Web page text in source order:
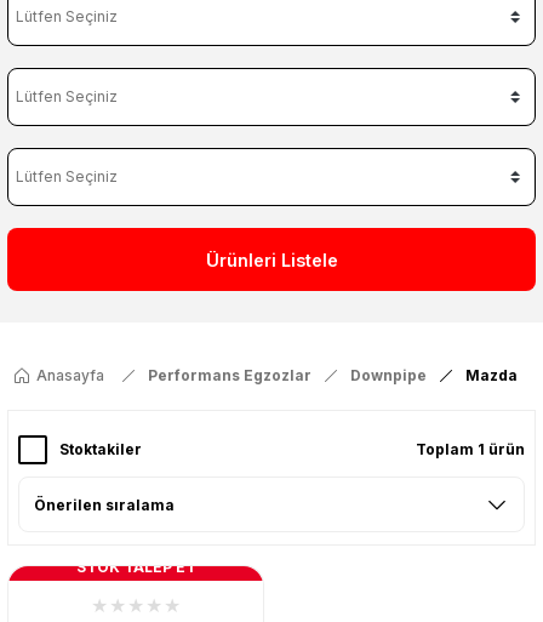
Ürünleri Listele
Anasayfa Performans Egzozlar Downpipe Mazda
Stoktakiler Toplam 1 ürün
STOK TALEP ET